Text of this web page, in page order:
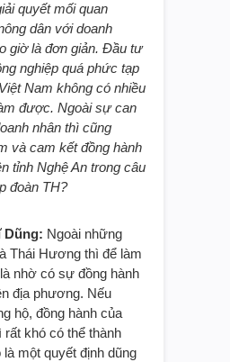
quyết mối quan
dân với doanh
giờ là đơn giản. Đầu tư
nghiệp quá phức tạp
Nam không có nhiều
được. Ngoài sự can
nhân thì cũng
và cam kếtđồng hành
tỉnh Nghệ An trong câu
đoàn TH?
Dũng: Ngoài những
Thái Hương thì để làm
nhờ có sự đồng hành
địa phương. Nếu
hộ, đồng hành của
rất khó có thể thành
một quyết định dũng